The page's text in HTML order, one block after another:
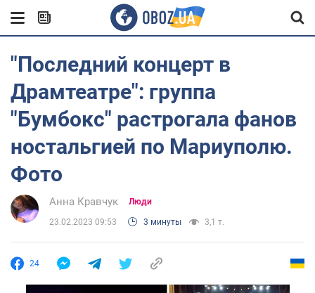
"Последний концерт в
Драмтеатре": группа
"Бумбокс" растрогала фанов
ностальгией по Мариуполю.
Фото
Анна Кравчук Люди
23.02.2023 09:53 3 минуты 3,1 т.
24